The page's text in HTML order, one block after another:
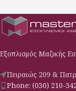
Εξοπλισμός Μαζικής
Πειραιώς 209 &
Phone: (030) 210-